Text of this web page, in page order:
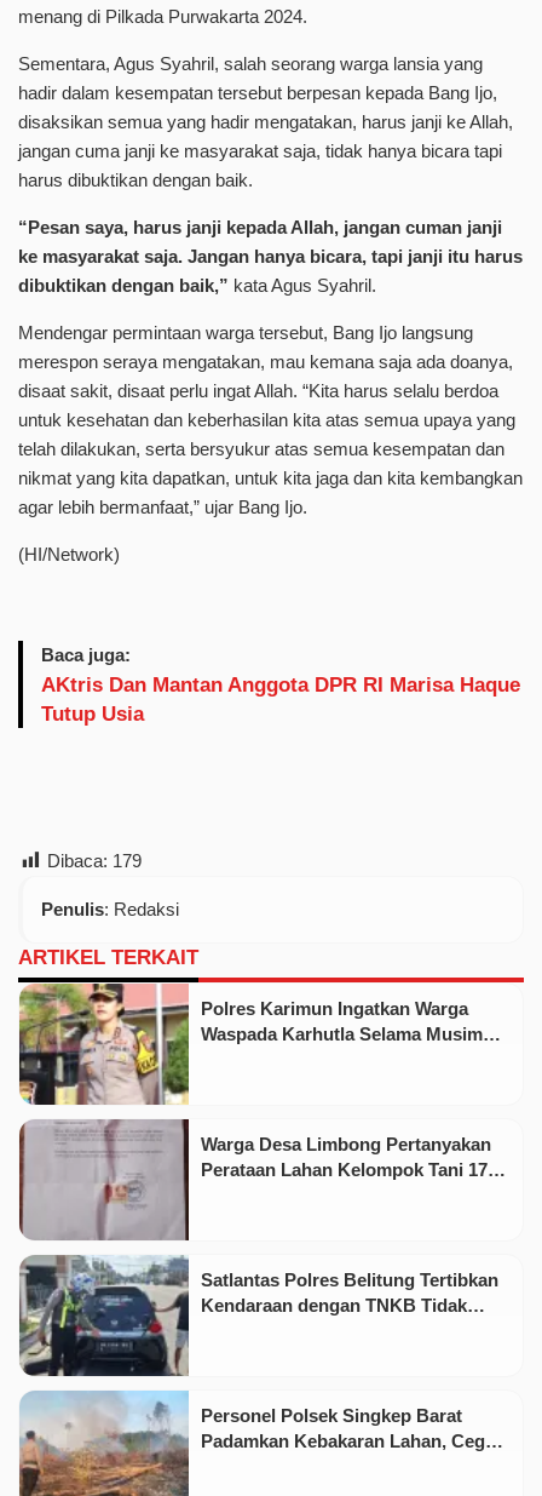
menang di Pilkada Purwakarta 2024.
Sementara, Agus Syahril, salah seorang warga lansia yang
hadir dalam kesempatan tersebut berpesan kepada Bang Ijo,
disaksikan semua yang hadir mengatakan, harus janji ke Allah,
jangan cuma janji ke masyarakat saja, tidak hanya bicara tapi
harus dibuktikan dengan baik.
“Pesan saya, harus janji kepada Allah, jangan cuman janji
ke masyarakat saja. Jangan hanya bicara, tapi janji itu harus
dibuktikan dengan baik,” kata Agus Syahril.
Mendengar permintaan warga tersebut, Bang Ijo langsung
merespon seraya mengatakan, mau kemana saja ada doanya,
disaat sakit, disaat perlu ingat Allah. “Kita harus selalu berdoa
untuk kesehatan dan keberhasilan kita atas semua upaya yang
telah dilakukan, serta bersyukur atas semua kesempatan dan
nikmat yang kita dapatkan, untuk kita jaga dan kita kembangkan
agar lebih bermanfaat,” ujar Bang Ijo.
(HI/Network)
Baca juga:
AKtris Dan Mantan Anggota DPR RI Marisa Haque
Tutup Usia
Dibaca: 179
Penulis: Redaksi
ARTIKEL TERKAIT
Polres Karimun Ingatkan Warga
Waspada Karhutla Selama Musim
Warga Desa Limbong Pertanyakan
Perataan Lahan Kelompok Tani 17
Satlantas Polres Belitung Tertibkan
Kendaraan dengan TNKB Tidak
Personel Polsek Singkep Barat
Padamkan Kebakaran Lahan, Cegah